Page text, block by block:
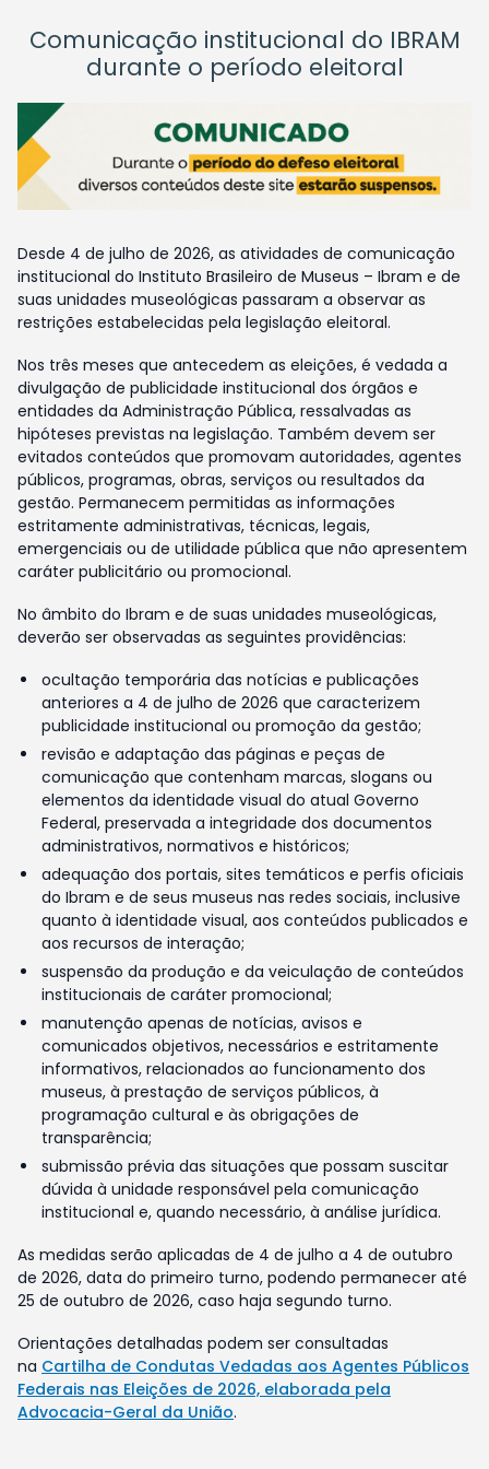
Comunicação institucional do IBRAM
durante o período eleitoral
Desde 4 de julho de 2026, as atividades de comunicação
institucional do Instituto Brasileiro de Museus – Ibram e de
suas unidades museológicas passaram a observar as
restrições estabelecidas pela legislação eleitoral.
Nos três meses que antecedem as eleições, é vedada a
divulgação de publicidade institucional dos órgãos e
entidades da Administração Pública, ressalvadas as
hipóteses previstas na legislação. Também devem ser
evitados conteúdos que promovam autoridades, agentes
públicos, programas, obras, serviços ou resultados da
gestão. Permanecem permitidas as informações
estritamente administrativas, técnicas, legais,
emergenciais ou de utilidade pública que não apresentem
caráter publicitário ou promocional.
No âmbito do Ibram e de suas unidades museológicas,
deverão ser observadas as seguintes providências:
ocultação temporária das notícias e publicações
anteriores a 4 de julho de 2026 que caracterizem
publicidade institucional ou promoção da gestão;
revisão e adaptação das páginas e peças de
comunicação que contenham marcas, slogans ou
elementos da identidade visual do atual Governo
Federal, preservada a integridade dos documentos
administrativos, normativos e históricos;
adequação dos portais, sites temáticos e perfis oficiais
do Ibram e de seus museus nas redes sociais, inclusive
quanto à identidade visual, aos conteúdos publicados e
aos recursos de interação;
suspensão da produção e da veiculação de conteúdos
institucionais de caráter promocional;
manutenção apenas de notícias, avisos e
comunicados objetivos, necessários e estritamente
informativos, relacionados ao funcionamento dos
museus, à prestação de serviços públicos, à
programação cultural e às obrigações de
transparência;
submissão prévia das situações que possam suscitar
dúvida à unidade responsável pela comunicação
institucional e, quando necessário, à análise jurídica.
As medidas serão aplicadas de 4 de julho a 4 de outubro
de 2026, data do primeiro turno, podendo permanecer até
25 de outubro de 2026, caso haja segundo turno.
Orientações detalhadas podem ser consultadas
na Cartilha de Condutas Vedadas aos Agentes Públicos
Federais nas Eleições de 2026, elaborada pela
Advocacia-Geral da União.